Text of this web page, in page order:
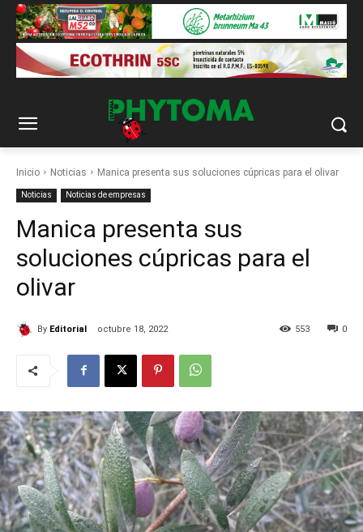
Inicio Noticias Manica presenta sus soluciones cúpricas para el olivar
Noticias Noticias de empresas
Manica presenta sus
soluciones cúpricas para el
olivar
By Editorial octubre 18, 2022 0
553